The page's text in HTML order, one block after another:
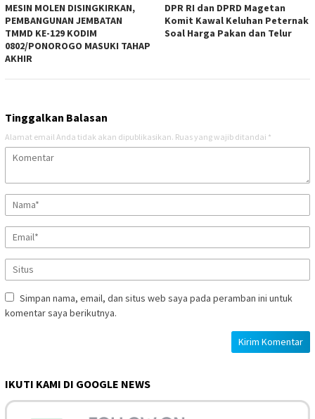
MESIN MOLEN DISINGKIRKAN,
PEMBANGUNAN JEMBATAN
TMMD KE-129 KODIM
0802/PONOROGO MASUKI TAHAP
AKHIR
DPR RI dan DPRD Magetan
Komit Kawal Keluhan Peternak
Soal Harga Pakan dan Telur
Tinggalkan Balasan
Alamat email Anda tidak akan dipublikasikan. Ruas yang wajib ditandai *
Simpan nama, email, dan situs web saya pada peramban ini untuk
komentar saya berikutnya.
IKUTI KAMI DI GOOGLE NEWS